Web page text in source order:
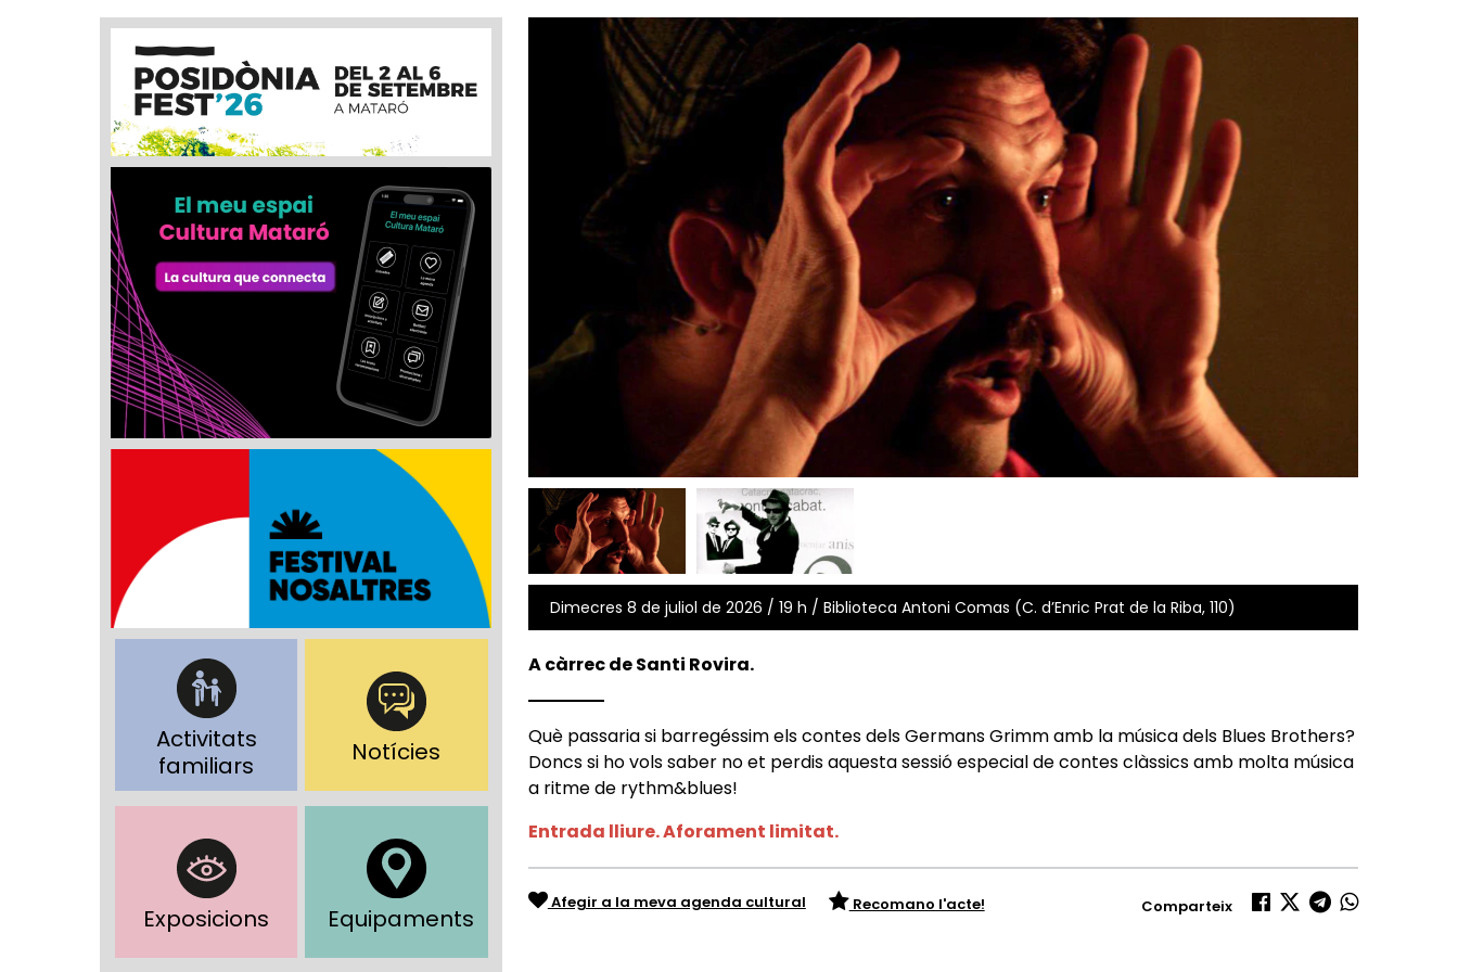
Activitats
familiars
Notícies
Exposicions Equipaments
Dimecres 8 de juliol de 2026 / 19 h / Biblioteca Antoni Comas (C. d’Enric Prat de la Riba, 110)
A càrrec de Santi Rovira.
Què passaria si barregéssim els contes dels Germans Grimm amb la música dels Blues Brothers?
Doncs si ho vols saber no et perdis aquesta sessió especial de contes clàssics amb molta música
a ritme de rythm&blues!
Entrada lliure. Aforament limitat.
Afegir a la meva agenda cultural Recomano l'acte! Comparteix